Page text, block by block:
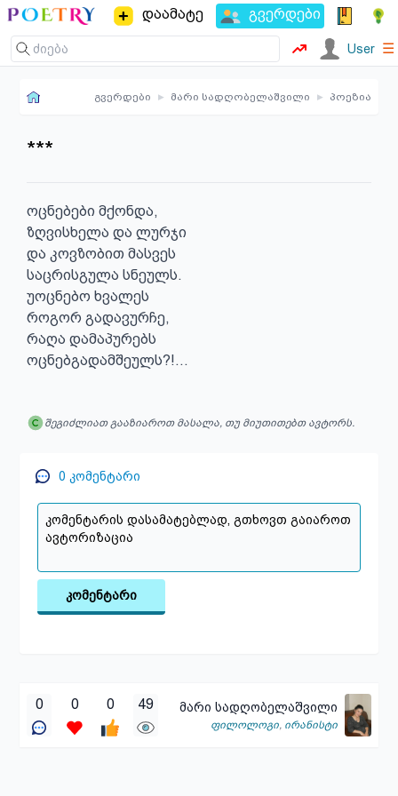
დაამატე გვერდები
User ☰
გვერდები ▸ მარი სადღობელაშვილი ▸ პოეზია
***
ოცნებები მქონდა,
ზღვისხელა და ლურჯი
და კოვზობით მასვეს
საცრისგულა სნეულს.
უოცნებო ხვალეს
როგორ გადავურჩე,
რაღა დამაპურებს
ოცნებგადამშეულს?!...
შეგიძლიათ გააზიაროთ მასალა, თუ მიუთითებთ ავტორს.
0 კომენტარი
კომენტარი
0 0 0 49 მარი სადღობელაშვილი
ფილოლოგი, ირანისტი